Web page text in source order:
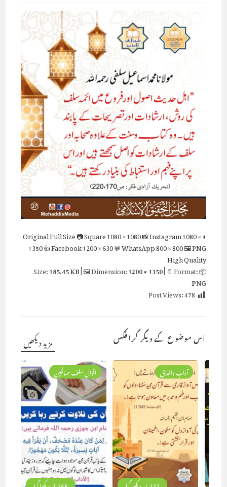
⬇ Original
Full Size📷 Square1080 × 1080📸 Instagram1080 ×
1350👍 Facebook1200 × 630💬 WhatsApp800 × 800🖼 PNG
High Quality
📦 Size:
185.45 KB| 🖼 Dimension:1200 × 1350| 📄 Format:
PNG
Post Views:478
اس موضوع کے دیگر گرافکس مزید دیکھیں
آداب واخلاق اقوال سلف صالحین